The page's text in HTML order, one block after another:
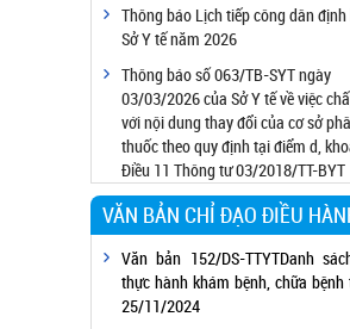
Cơ sở thẩm mỹ đủ điều kiện
Thông báo Lịch tiếp công dân định
Sở Y tế năm 2026
Thông báo số 063/TB-SYT ngày
03/03/2026 của Sở Y tế về việc
với nội dung thay đổi của cơ sở
thuốc theo quy định tại điểm d,
Điều 11 Thông tư 03/2018/TT-BYT
VĂN BẢN CHỈ ĐẠO ĐIỀU
Văn bản 152/DS-TTYTDanh
thực hành khám bệnh, chữa bệnh
25/11/2024